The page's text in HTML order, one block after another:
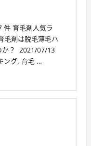
件 育毛剤人気ラ
毛剤は脱毛薄毛ハ
か？ 2021/07/13
ング, 育毛 …